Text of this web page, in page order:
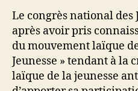
Le congrès national des
après avoir pris
du mouvement laïque
Jeunesse » tendant à la
laïque de la jeunesse